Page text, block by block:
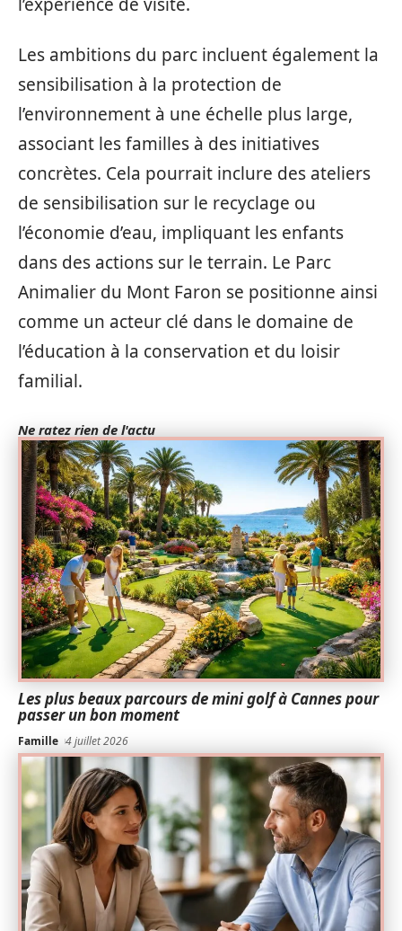
Les ambitions du parc incluent également la
sensibilisation à la protection de
l’environnement à une échelle plus large,
associant les familles à des initiatives
concrètes. Cela pourrait inclure des ateliers
de sensibilisation sur le recyclage ou
l’économie d’eau, impliquant les enfants
dans des actions sur le terrain. Le Parc
Animalier du Mont Faron se positionne ainsi
comme un acteur clé dans le domaine de
l’éducation à la conservation et du loisir
familial.
Ne ratez rien de l'actu
Les plus beaux parcours de mini golf à Cannes pour
passer un bon moment
Famille 4 juillet 2026